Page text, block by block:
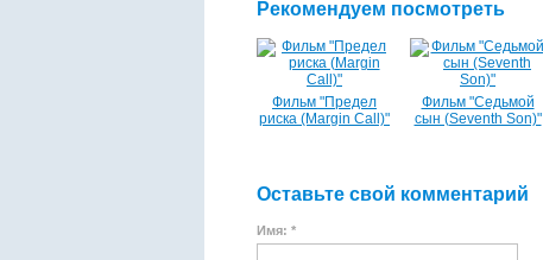
Рекомендуем посмотреть
Фильм "Предел
риска (Margin Call)"
Фильм "Седьмой
сын (Seventh Son)"
Оставьте свой комментарий
Имя: *